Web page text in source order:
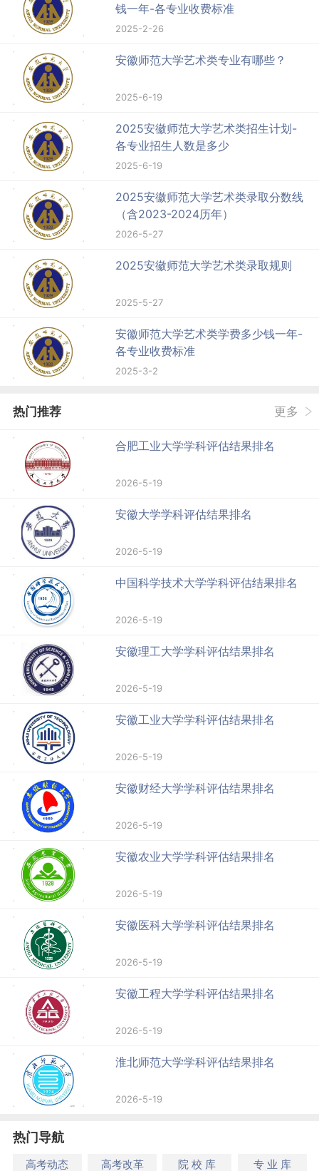
钱一年-各专业收费标准
2025-2-26
安徽师范大学艺术类专业有哪些？
2025-6-19
2025安徽师范大学艺术类招生计划-
各专业招生人数是多少
2025-6-19
2025安徽师范大学艺术类录取分数线
（含2023-2024历年）
2026-5-27
2025安徽师范大学艺术类录取规则
2025-5-27
安徽师范大学艺术类学费多少钱一年-
各专业收费标准
2025-3-2
热门推荐 更多
合肥工业大学学科评估结果排名
2026-5-19
安徽大学学科评估结果排名
2026-5-19
中国科学技术大学学科评估结果排名
2026-5-19
安徽理工大学学科评估结果排名
2026-5-19
安徽工业大学学科评估结果排名
2026-5-19
安徽财经大学学科评估结果排名
2026-5-19
安徽农业大学学科评估结果排名
2026-5-19
安徽医科大学学科评估结果排名
2026-5-19
安徽工程大学学科评估结果排名
2026-5-19
淮北师范大学学科评估结果排名
2026-5-19
热门导航
高考动态 高考改革 院 校 库 专 业 库